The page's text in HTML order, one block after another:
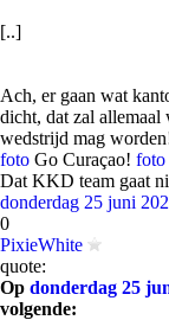
[..]
Ach, er gaan wat
dicht, dat zal allemaal
wedstrijd mag
foto Go Curaçao! foto
Dat KKD team gaat
donderdag 25 juni
0
PixieWhite
quote:
Op donderdag 25
volgende: